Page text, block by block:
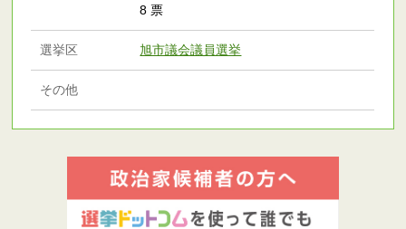
8 票
選挙区 旭市議会議員選挙
その他